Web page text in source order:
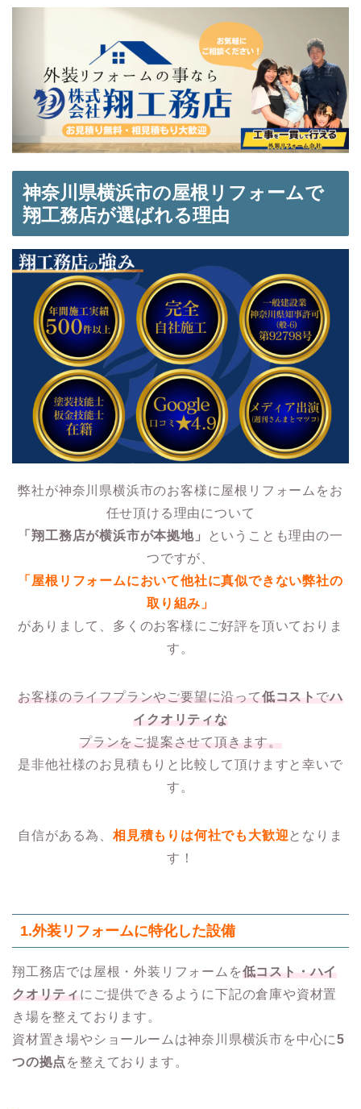
神奈川県横浜市の屋根リフォームで
翔工務店が選ばれる理由
弊社が神奈川県横浜市のお客様に屋根リフォームをお
任せ頂ける理由について
「翔工務店が横浜市が本拠地」
ということも理由の一
つですが、
「屋根リフォームにおいて他社に真似できない弊社の
取り組み」
がありまして、多くのお客様にご好評を頂いておりま
す。
お客様のライフプランやご要望に沿って低コスト でハ
イクオリティな
プランをご提案させて頂きます。
是非他社様のお見積もりと比較して頂けますと幸いで
す。
自信がある為、 相見積もりは何社でも大歓迎 となりま
す！
1.外装リフォームに特化した設備
翔工務店では屋根・外装リフォームを低コスト・ハイ
クオリティ にご提供できるように下記の倉庫や資材置
き場を整えております。
資材置き場やショールームは神奈川県横浜市を中心に5
つの拠点 を整えております。